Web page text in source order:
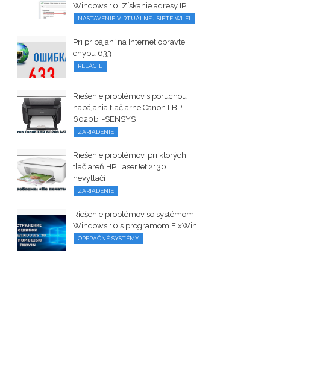
Windows 10. Získanie adresy IP
NASTAVENIE VIRTUÁLNEJ SIETE WI-FI
Pri pripájaní na Internet opravte
chybu 633
RELÁCIE
Riešenie problémov s poruchou
napájania tlačiarne Canon LBP
6020b i-SENSYS
ZARIADENIE
Riešenie problémov, pri ktorých
tlačiareň HP LaserJet 2130
nevytlačí
ZARIADENIE
Riešenie problémov so systémom
Windows 10 s programom FixWin
OPERAČNÉ SYSTÉMY